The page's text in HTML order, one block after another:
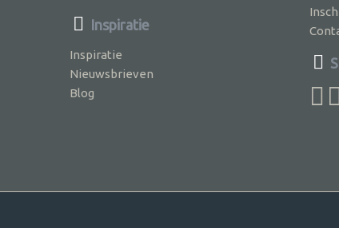
Inspiratie
Inspiratie
Nieuwsbrieven
Blog